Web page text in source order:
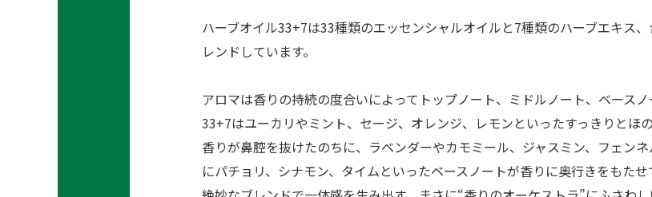
ハーブオイル33+7は33種類のエッセンシャルオイルと7種類のハーブエキス
レンドしています。
アロマは香りの持続の度合いによってトップノート、ミドルノート、ベース
33+7はユーカリやミント、セージ、オレンジ、レモンといったすっきりとほ
香りが鼻腔を抜けたのちに、ラベンダーやカモミール、ジャスミン、フェン
にパチョリ、シナモン、タイムといったベースノートが香りに奥行きをもた